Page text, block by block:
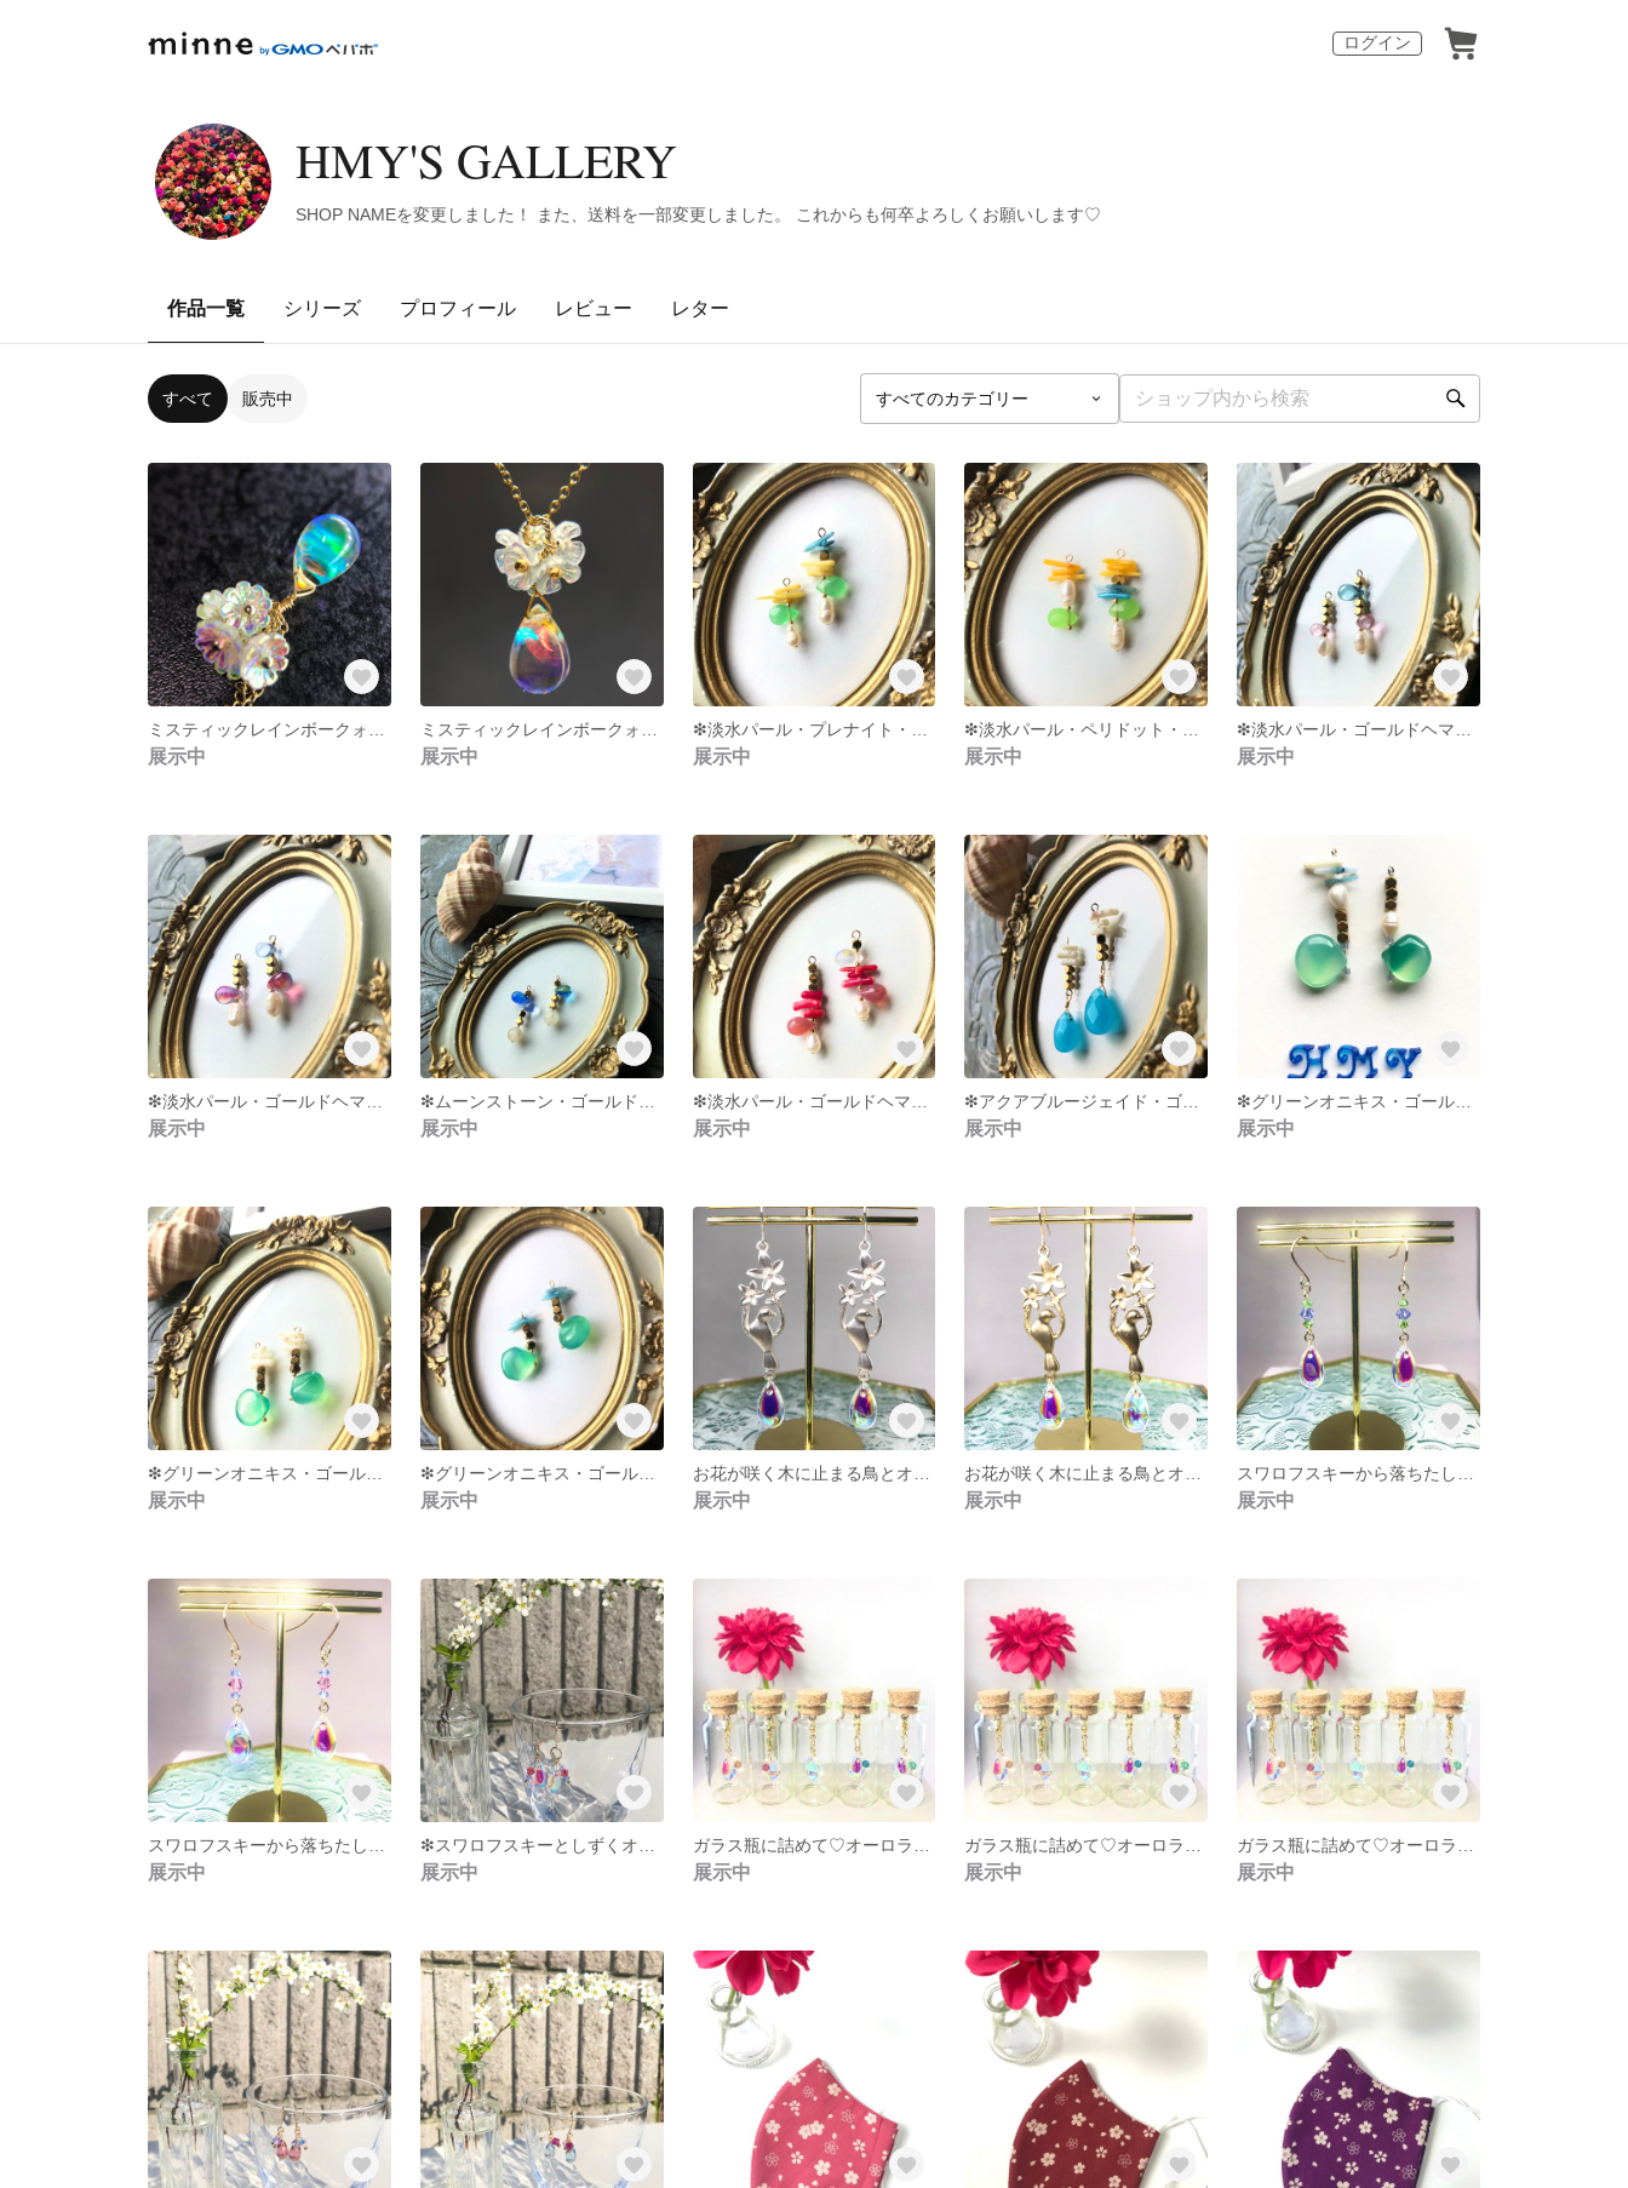
ログイン
HMY'S GALLERY
SHOP NAMEを変更しました！ また、送料を一部変更しました。 これからも何卒よろしくお願いします♡
作品一覧 シリーズ プロフィール レビュー レター
すべて 販売中
展示中 展示中 展示中 展示中 展示中
展示中 展示中 展示中 展示中 展示中
展示中
❇︎グリーンオニキス・ゴールドヘマタイト・青い珊瑚のピアスorイアリング❇︎
展示中 展示中 展示中 展示中
展示中 展示中 展示中 展示中 展示中